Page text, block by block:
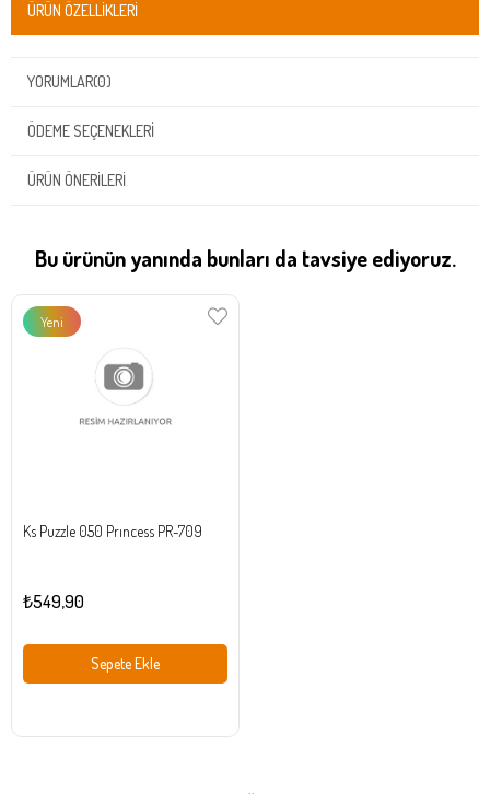
ÜRÜN ÖZELLIKLERI
YORUMLAR(0)
ÖDEME SEÇENEKLERI
ÜRÜN ÖNERILERI
Bu ürünün yanında bunları da tavsiye ediyoruz.
Ks Puzzle 050 Prıncess PR-709
₺549,90
Sepete Ekle
Yeni